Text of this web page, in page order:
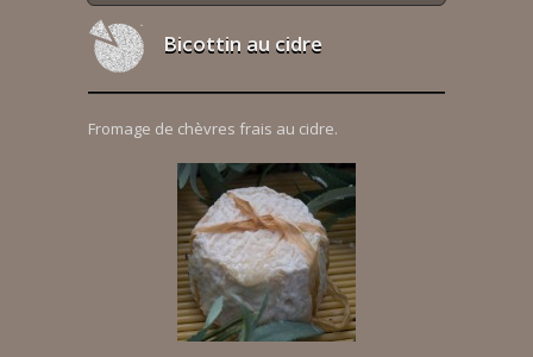
Bicottin au cidre
Fromage de chèvres frais au cidre.